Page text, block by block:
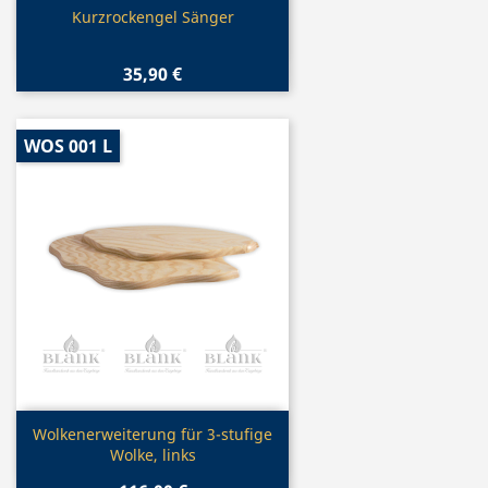
Vorschau
Kurzrockengel Sänger
35,90 €
Vorschau
Wolkenerweiterung für 3-stufige
Wolke, links
WOS 001 L